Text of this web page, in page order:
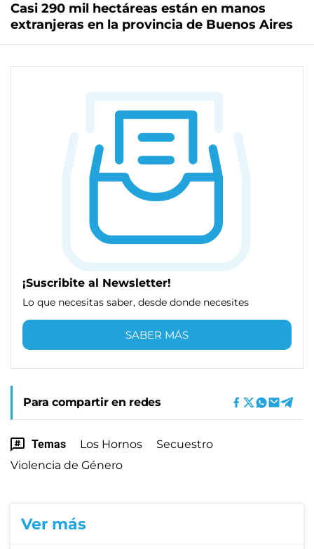
Casi 290 mil hectáreas están en manos
extranjeras en la provincia de Buenos Aires
¡Suscribite al Newsletter!
Lo que necesitas saber, desde donde necesites
SABER MÁS
Para compartir en redes
Temas Los Hornos
Secuestro
Violencia de Género
Ver más